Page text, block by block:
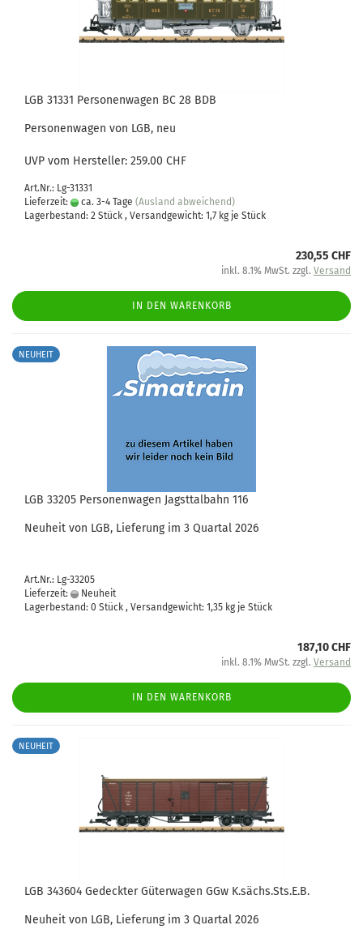
LGB 31331 Personenwagen BC 28 BDB
Personenwagen von LGB, neu
UVP vom Hersteller: 259.00 CHF
Art.Nr.: Lg-31331
Lieferzeit:
ca. 3-4 Tage (Ausland abweichend)
Lagerbestand: 2 Stück , Versandgewicht: 1,7 kg je Stück
230,55 CHF
inkl. 8.1% MwSt. zzgl. Versand
IN DEN WARENKORB
NEUHEIT
LGB 33205 Personenwagen Jagsttalbahn 116
Neuheit von LGB, Lieferung im 3 Quartal 2026
Art.Nr.: Lg-33205
Lieferzeit:
Neuheit
Lagerbestand: 0 Stück , Versandgewicht: 1,35 kg je Stück
187,10 CHF
inkl. 8.1% MwSt. zzgl. Versand
IN DEN WARENKORB
NEUHEIT
LGB 343604 Gedeckter Güterwagen GGw K.sächs.Sts.E.B.
Neuheit von LGB, Lieferung im 3 Quartal 2026